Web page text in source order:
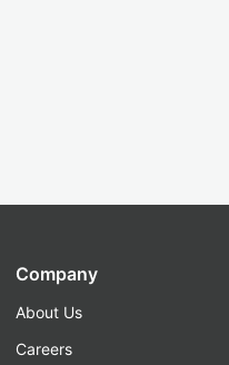
Company
About Us
Careers